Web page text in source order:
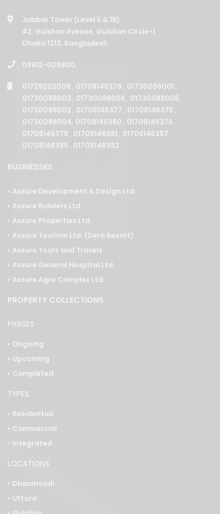
Dhaka 1212, Bangladesh.
09612-008800
01729202008,
01730088002 , 01708146377 , 01708146375 ,
01730088004 , 01708146380, 01708146376,
01708146378, 01708146381, 01708146387,
01708146385, 01708146382.
BUSINESSES
Assure Development & Design Ltd.
Assure Properties Ltd.
Assure Tourism Ltd. (Dera Resort)
Assure Tours and Travels
Assure General Hospital Ltd.
Assure Agro Complex Ltd.
PROPERTY COLLECTIONS
PHASES
Ongoing
Completed
TYPES
Residential
Integrated
LOCATIONS
Dhanmondi
Gulshan